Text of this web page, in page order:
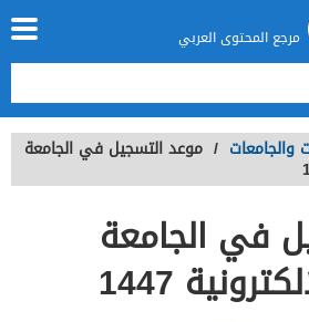
مرجع المحتوى العربي
والجامعات / موعد التسجيل في الجامعة
في الجامعة
1447